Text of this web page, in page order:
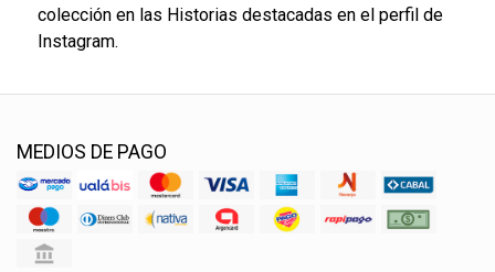
colección en las Historias destacadas en el perfil de
Instagram.
MEDIOS DE PAGO